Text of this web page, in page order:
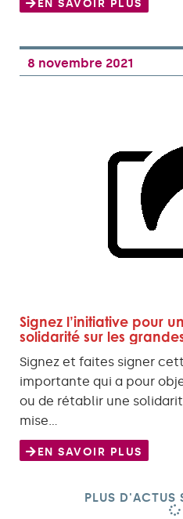
EN SAVOIR PLUS
8 novembre 2021
Signez l’initiative pour
solidarité sur les
Signez et faites signer
importante qui a pour
ou de rétablir une
mise…
EN SAVOIR PLUS
PLUS D'ACTUS